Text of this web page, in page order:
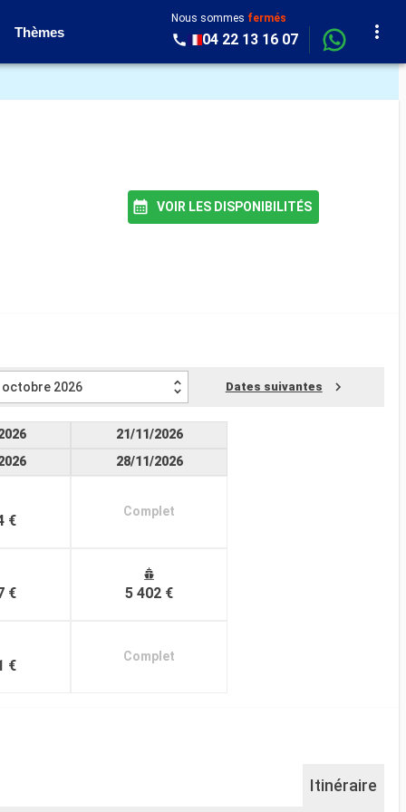
Thèmes
Nous sommes fermés
04 22 13 16 07
VOIR LES DISPONIBILITÉS
octobre 2026 Dates suivantes
€
€
€
21/11/2026
28/11/2026
Complet
5 402 €
Complet
Itinéraire